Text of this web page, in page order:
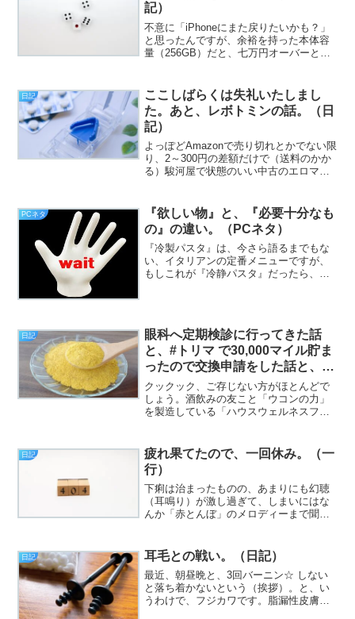
記）
不意に「iPhoneにまた戻りたいかも？」
と思ったんですが、余裕を持った本体容
量（256GB）だと、七万円オーバーとい
次の土曜日は出勤日なのですが、早くも
今から出られるかど...
日記
ここしばらくは失礼いたしまし
た。あと、レボトミンの話。（日
記）
よっぽどAmazonで売り切れとかでない限
り、2～300円の差額だけで（送料のかか
る）駿河屋で状態のいい中古のエロマン
づきました（挨拶）。と、いうわけで、
フジカワです。...
PCネタ
『欲しい物』と、『必要十分なも
の』の違い。（PCネタ）
『冷製パスタ』は、今さら語るまでもな
い、イタリアンの定番メニューですが、
もしこれが『冷静パスタ』だったら、シ
しているような雰囲気が出...
日記
眼科へ定期検診に行ってきた話
と、#トリマ で30,000マイル貯ま
ったので交換申請をした話と、コ
カコーラの自販機での小技の話な
ど。（日記）
クックック、ご存じない方がほとんどで
しょう。酒飲みの友こと「ウコンの力」
を製造している「ハウスウェルネスフー
ワです。そのハウスウェルネスフーズの
本社があるのは、伊丹市の...
日記
疲れ果てたので、一回休み。（一
行）
下痢は治まったものの、あまりにも幻聴
（耳鳴り）が激し過ぎて、しまいにはな
んか「赤とんぼ」のメロディーまで聞こ
日記 耳毛との戦い。（日記）
最近、朝昼晩と、3回バーニン☆ しない
と落ち着かないという（挨拶）。と、い
うわけで、フジカワです。脂漏性皮膚炎